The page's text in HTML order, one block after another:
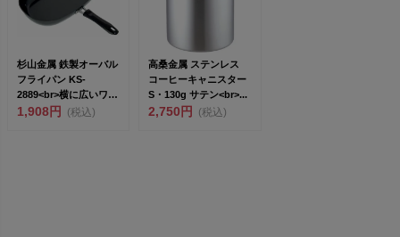
杉山金属 鉄製オーバル
フライパン KS-
2889<br>横に広いワイ
ドタ...
1,908円 (税込)
高桑金属 ステンレス
コーヒーキャニスター
S・130g サテン<br>...
2,750円 (税込)